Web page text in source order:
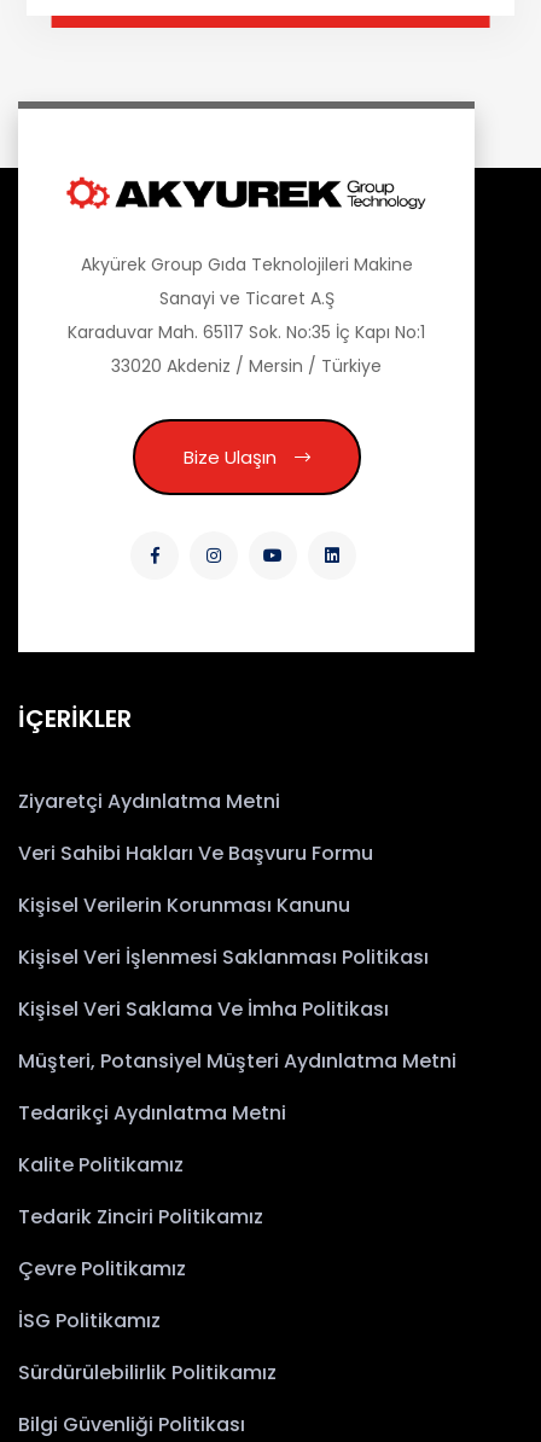
Akyürek Group Gıda Teknolojileri Makine
Sanayi ve Ticaret A.Ş
Karaduvar Mah. 65117 Sok. No:35 İç Kapı No:1
33020 Akdeniz / Mersin / Türkiye
Bize Ulaşın
İÇERİKLER
Ziyaretçi Aydınlatma Metni
Veri Sahibi Hakları Ve Başvuru Formu
Kişisel Verilerin Korunması Kanunu
Kişisel Veri İşlenmesi Saklanması Politikası
Kişisel Veri Saklama Ve İmha Politikası
Müşteri, Potansiyel Müşteri Aydınlatma Metni
Tedarikçi Aydınlatma Metni
Kalite Politikamız
Tedarik Zinciri Politikamız
Çevre Politikamız
İSG Politikamız
Sürdürülebilirlik Politikamız
Bilgi Güvenliği Politikası